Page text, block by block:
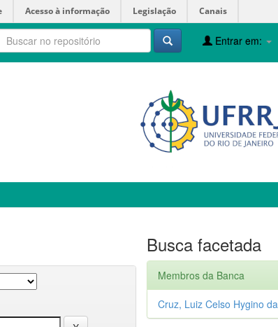
Acesso à informação Legislação Canais
Entrar em:
Busca facetada
Membros da Banca
Cruz, Luiz Celso Hygino da